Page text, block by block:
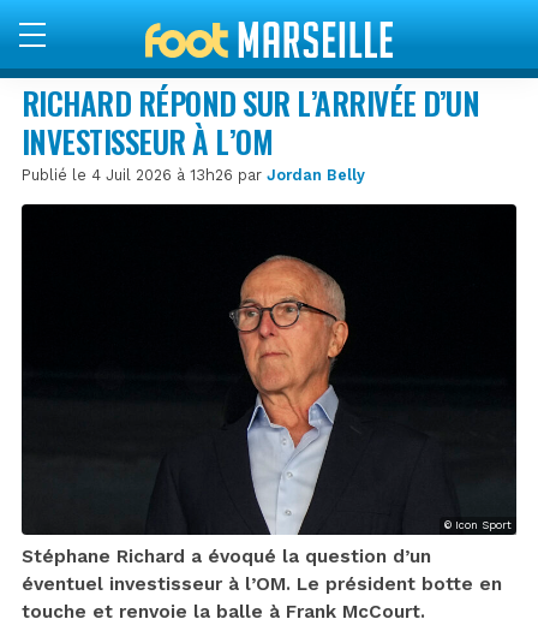
RICHARD RÉPOND SUR L’ARRIVÉE D’UN
INVESTISSEUR À L’OM
Publié le 4 Juil 2026 à 13h26 par Jordan Belly
© Icon Sport
Stéphane Richard a évoqué la question d’un
éventuel investisseur à l’OM. Le président botte en
touche et renvoie la balle à Frank McCourt.